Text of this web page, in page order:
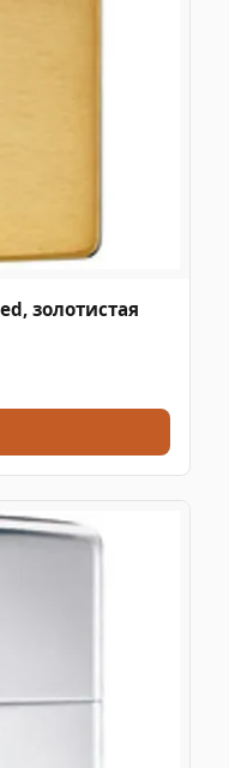
золотистая